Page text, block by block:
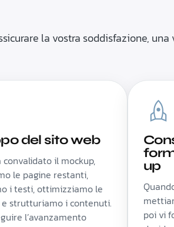
la vostra soddisfazione,
del sito web
il mockup,
le pagine restanti,
i testi, ottimizziamo le
strutturiamo i contenuti.
l’avanzamento
up
poi vi